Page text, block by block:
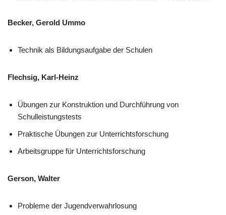
Becker, Gerold Ummo
Technik als Bildungsaufgabe der Schulen
Flechsig, Karl-Heinz
Übungen zur Konstruktion und Durchführung von
Schulleistungstests
Praktische Übungen zur Unterrichtsforschung
Arbeitsgruppe für Unterrichtsforschung
Gerson, Walter
Probleme der Jugendverwahrlosung